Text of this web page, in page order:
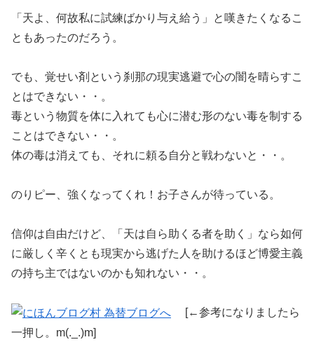
「天よ、何故私に試練ばかり与え給う」と嘆きたくなるこ
ともあったのだろう。
でも、覚せい剤という刹那の現実逃避で心の闇を晴らすこ
とはできない・・。
毒という物質を体に入れても心に潜む形のない毒を制する
ことはできない・・。
体の毒は消えても、それに頼る自分と戦わないと・・。
のりピー、強くなってくれ！お子さんが待っている。
信仰は自由だけど、「天は自ら助くる者を助く」なら如何
に厳しく辛くとも現実から逃げた人を助けるほど博愛主義
の持ち主ではないのかも知れない・・。
[←参考になりましたら
一押し。m(._.)m]